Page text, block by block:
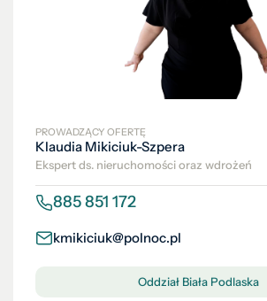
PROWADZĄCY OFERTĘ
Klaudia Mikiciuk-Szpera
Ekspert ds. nieruchomości oraz wdrożeń
885 851 172
kmikiciuk@polnoc.pl
Oddział Biała Podlaska